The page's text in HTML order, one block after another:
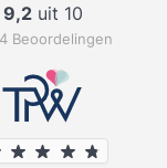
9,2 uit 10
Beoordelingen